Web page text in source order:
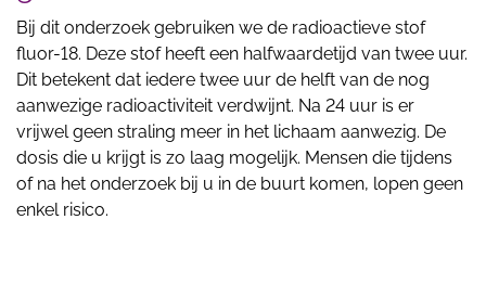
Bij dit onderzoek gebruiken we de radioactieve stof
fluor-18. Deze stof heeft een halfwaardetijd van twee uur.
Dit betekent dat iedere twee uur de helft van de nog
aanwezige radioactiviteit verdwijnt. Na 24 uur is er
vrijwel geen straling meer in het lichaam aanwezig. De
dosis die u krijgt is zo laag mogelijk. Mensen die tijdens
of na het onderzoek bij u in de buurt komen, lopen geen
enkel risico.